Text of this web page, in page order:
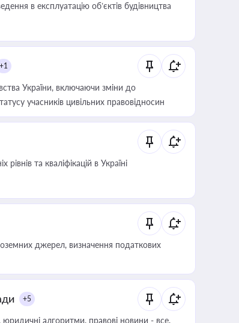
в експлуатацію об’єктів будівництва
+1
України, включаючи зміни до
учасників цивільних правовідносин
та кваліфікацій в Україні
джерел, визначення податкових
+5
алгоритми, правові новини - все,